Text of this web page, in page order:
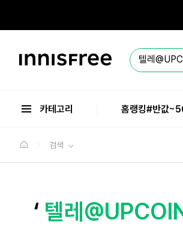
으
이
카테고리 홈랭킹#반값
검색
‘ 텔레